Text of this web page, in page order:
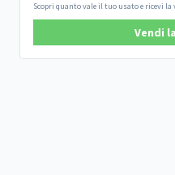
Scopri quanto vale il tuo usato e ricevi
Vendi